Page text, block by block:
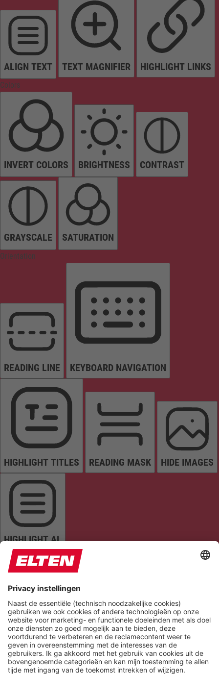
ALIGN TEXT TEXT MAGNIFIER HIGHLIGHT LINKS
Colors
INVERT COLORS BRIGHTNESS CONTRAST
GRAYSCALE SATURATION
Orientation
READING LINE KEYBOARD NAVIGATION
HIGHLIGHT TITLES READING MASK HIDE IMAGES
HIGHLIGHT AL
READ PAGE MUTE SOUNDS STOP ANIMATIONS
Reset Settings